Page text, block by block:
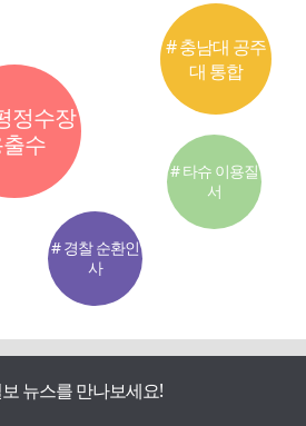
정수장
수
# 충남대 공주
대 통합
# 경찰 순환인
사
# 타슈 이용질
서
뉴스를 만나보세요!